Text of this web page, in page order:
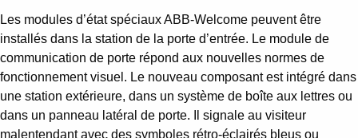
Les modules d’état spéciaux ABB-Welcome peuvent être
installés dans la station de la porte d’entrée. Le module de
communication de porte répond aux nouvelles normes de
fonctionnement visuel. Le nouveau composant est intégré dans
une station extérieure, dans un système de boîte aux lettres ou
dans un panneau latéral de porte. Il signale au visiteur
malentendant avec des symboles rétro-éclairés bleus ou